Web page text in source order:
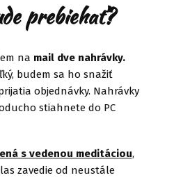
prebiehať?
na mail dve nahrávky.
budem sa ho snažiť
objednávky. Nahrávky
stiahnete do PC
s vedenou meditáciou,
zavedie od neustále